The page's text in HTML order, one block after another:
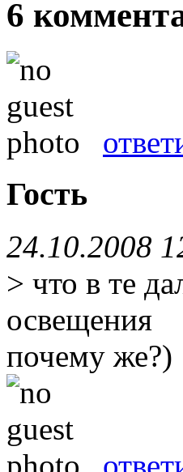
6
Гость
24.10.2008
> что в те
освещения
почему же?)